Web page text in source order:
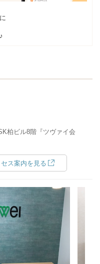
柏ビル8階『ツヴァイ会
ス案内を見る